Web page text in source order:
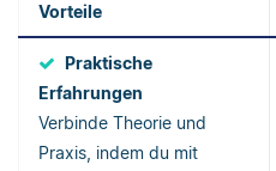
Vorteile
Praktische
Erfahrungen
Verbinde Theorie und
Praxis, indem du mit